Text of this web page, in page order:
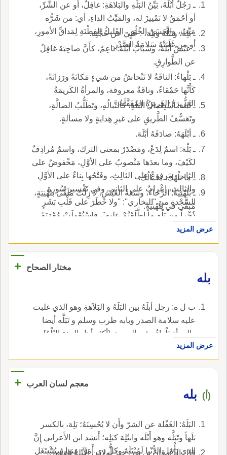
ـ رَجُلٌ أبْلَهُ، بَيِّنُ البَلَهِ والبَلاهَةِ: غافِلٌ، أو عن الشَّرِّ،
أو أحْمَقُ لا تَمْييزَ له، والمَيِّتُ الداءِ، أي: من شَرُّه
مَيِّتٌ، والحَسَنُ الخُلُقِ، القَليلُ الفِطْنَةِ لِمَداقِّ الأمورِ،
أو من غَلَبَتْهُ سَلامَةُ الصَّدْرِ.
ـ بَلِهَ، وتَبَلَّهَ وبَلِهَ، : عَيِيَ عن حُجَّتِه.
ـ عَيْشٌ أبْلَهُ، وشَبابٌ أبْلَهُ: ناعِمٌ، كأَنَّ صاحِبَهُ غافِلٌ
عن الطَّوارِقِ.
ـ بَلْهاءُ: الناقَةُ لا تَنْحاشُ من شيءٍ مَكانَةً ورَزانَةً،
كَأَنَّها حَمْقاءُ، وناقَةٌ معروفة، والمرأةُ الكَريمَةُ
المَريرَةُ الغَريرَةُ المُغَفَّلَةُ.
ـ تَّبَلُّه: اسْتِعْمالُ البَلَهِ، كالتَّبالُهِ، وتَطَلُّبُ الضالَّةِ،
وتَعَسُّفُ الطَّريقِ على غيرِ هِدايةٍ ولا مسألةٍ.
ـ أبْلَهَهُ: صادَفَهُ أبْلَهَ.
ـ بَلْهَ: اسمٌ لِدَعْ، ومَصْدَرٌ بمعنى الترك، واسمٌ مُرادِفٌ
لكَيْفَ، وما بعدَها مَنْصوبٌ على الأوَّلِ، مَخْفوضٌ على
الثاني، مرفوعٌ على الثالِثِ، وفَتْحُها بِناءٌ على الأوَّلِ
والثالِثِ، إعْرابٌ على الثاني. وفي تَفْسيرِ سُورةِ
السَّجْدةِ من ''البخاري'': ''ولا خَطَرَ على قَلْبِ بَشَرٍ
ذُخْراً من بَلْهِ ما اطَّلَعْتُمْ عليه''، فاسْتُعْمِلَتْ مُعْرَبَةً
بِمِنْ، خارِجَةً عن المَعاني الثَّلاثَةِ، وفُسِّرَتْ بغيرِ، وهو
مُوافِقٌ لقَوْلِ من يَعُدُّها من ألْفاظِ الاستثناءِ،
ـ ما بَلْهُكَ: ما بالُكَ.
ـ بُلَهْنِيَةُ: الرَّخاءُ، وسَعَةُ العَيْشِ. لا زِلْتَ مُلَقًّى بتَهْنِيَةٍ،
مُبَقًّى في بُلَهْنِيَةٍ.
عرض المزيد
مختار الصحاح
+
بله
ب ل ه: رجل أبلَهُ بين البَلَهُ و البَلاَهةِ وهو الذي غلبت
عليه سلامة الصدر وبابه طرب وسلم و تَبَلَّه أيضا
والمرأة بَلْهاءُ وفي الحديث {أكثر أهل الجنة البُلْهُ}
يعني البله في أمر الدنيا لقلة اهتمامهم بها وهم
أكياس في أمر الآخرة و تَبَالَهَ أرى من نفسه ذلك
وقيل معناها سوى وفي الحديث {أعددت لعبادي
الصالحين ما لا عين رأت ولا أذن سمعت ولا خطر
عرض المزيد
معجم لسان العرب +
(أ) بله
البَلَهُ: الغَفْلة عن الشرّ وأَن لا يُحْسِنَهُ؛ بَلِهَ، بالكسر
بَلَهاً وتَبَلَّه وهو أَبْلَه وابتُلِهَ كبَلِه؛ أَنشد ابن الأَعرابي إِنَّ
الذي يَأْمُلِ الدُّنْيا لَمُبْتَلَهٌ وكلُّ ذي أَمَلٍ عنها سيُشْتَغَل
قال الزِّبْرقانُ بن بدر: خيرُ أَولادِن الأَبْلهُ العَقُولُ؛